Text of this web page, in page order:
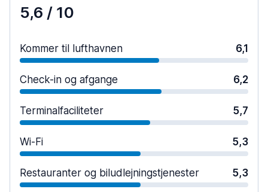
5,6 / 10
Kommer til lufthavnen 6,1
Check-in og afgange 6,2
Terminalfaciliteter 5,7
Wi-Fi 5,3
Restauranter og biludlejningstjenester 5,3